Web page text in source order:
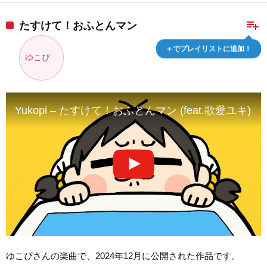
playlist_add
＋でプレイリストに追加！
たすけて！おふとんマン
ゆこぴ
Yukopi – たすけて！おふとんマン (feat.歌愛ユキ)
ゆこぴさんの楽曲で、2024年12月に公開された作品です。